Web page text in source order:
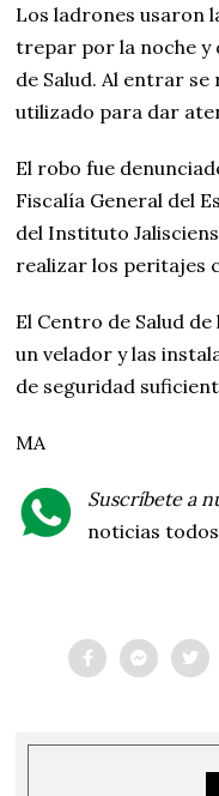
Los ladrones usaron
trepar por la noche y
de Salud. Al entrar
utilizado para dar
El robo fue
Fiscalía General del
del Instituto
realizar los peritajes
El Centro de Salud
un velador y las
de seguridad
MA
Suscríbete a
noticias